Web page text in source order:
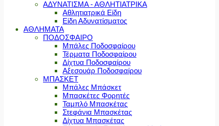
ΑΔΥΝΑΤΙΣΜΑ - ΑΘΛΗΤΙΑΤΡΙΚΑ
Αθλητιατρικά Είδη
Είδη Αδυνατίσματος
ΑΘΛΗΜΑΤΑ
ΠΟΔΟΣΦΑΙΡΟ
Μπάλες Ποδοσφαίρου
Τέρματα Ποδοσφαίρου
Δίχτυα Ποδοσφαίρου
Αξεσουάρ Ποδοσφαίρου
ΜΠΑΣΚΕΤ
Μπάλες Μπάσκετ
Μπασκέτες Φορητές
Ταμπλό Μπασκέτας
Στεφάνια Μπασκέτας
Δίχτυα Μπασκέτας